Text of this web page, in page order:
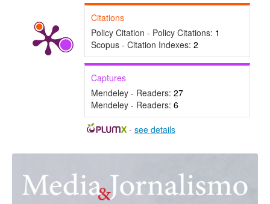
Citations
Policy Citation - Policy Citations: 1
Scopus - Citation Indexes: 2
Captures
Mendeley - Readers: 27
Mendeley - Readers: 6
- see details